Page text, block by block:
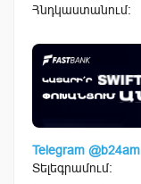
Հնդկաստանում:
Telegram @b24am
Տելեգրամում: